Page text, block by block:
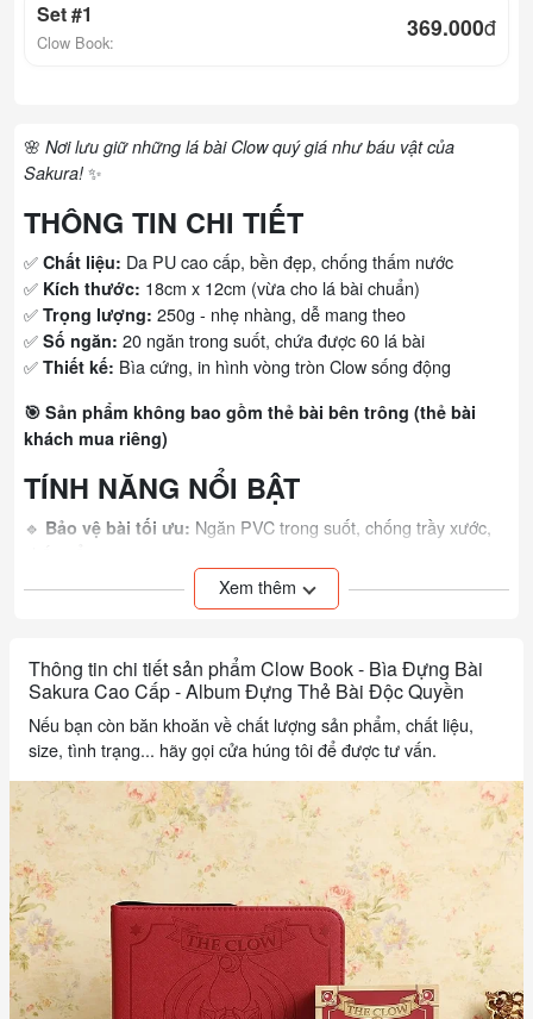
Set #1
Clow Book:
369.000đ
🌸 Nơi lưu giữ những lá bài Clow quý giá như báu vật của
Sakura! ✨
THÔNG TIN CHI TIẾT
✅ Chất liệu: Da PU cao cấp, bền đẹp, chống thấm nước
✅ Kích thước: 18cm x 12cm (vừa cho lá bài chuẩn)
✅ Trọng lượng: 250g - nhẹ nhàng, dễ mang theo
✅ Số ngăn: 20 ngăn trong suốt, chứa được 60 lá bài
✅ Thiết kế: Bìa cứng, in hình vòng tròn Clow sống động
🎯 Sản phẩm không bao gồm thẻ bài bên trông (thẻ bài
khách mua riêng)
TÍNH NĂNG NỔI BẬT
🔹 Bảo vệ bài tối ưu: Ngăn PVC trong suốt, chống trầy xước,
Thiết kế độc quyền:
Vòng tròn Clow sắc nét
Dễ dàng xem bài mà không cần lấy ra khỏi ngăn
ĐỐI TƯỢNG SỬ DỤNG
🎯Fan Cardcaptor Sakura:Lưu giữ bộ sưu tập bài Clow quý
giá
Sưu tầm đồ anime:Trưng bày bộ sưu tập độc đáo
🎯 Làm quà tặng:Ý nghĩa cho người thân yêu thích Sakura
COMBO KHUYẾN MÃI
🎁Mua 1 Clow Book:Tặng kèm 5 lá bài Clow ngẫu nhiên
🎁Mua 2 Clow Book:Tặng kèm 5 lá bài Clow ngẫu nhiên + 3
Sticker Sakura
🎁 Mua kèm bộ bài:Tặng kèm 5 lá bài Clow ngẫu nhiên + 3
Xem thêm
Thông tin chi tiết sản phẩm Clow Book - Bìa Đựng Bài
Sakura Cao Cấp - Album Đựng Thẻ Bài Độc Quyền
Nếu bạn còn băn khoăn về chất lượng sản phẩm, chất liệu,
size, tình trạng... hãy gọi cửa húng tôi để được tư vấn.